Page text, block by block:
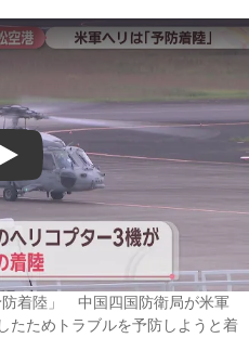
Play
着陸」 中国四国防衛局が米軍
たためトラブルを予防しようと着